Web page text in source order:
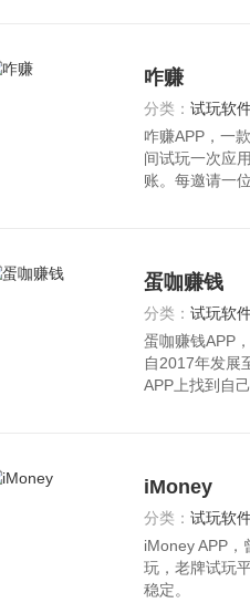
咋赚
分类： 试玩软
咋赚APP，一
间试玩一次应
账。每邀请一
蛋咖赚钱
分类： 试玩软
蛋咖赚钱APP
自2017年发展
APP上找到自
iMoney
分类： 试玩软
iMoney APP
玩，老牌试玩
稳定。